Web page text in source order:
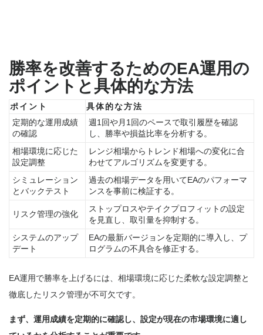
勝率を改善するためのEA運用の
ポイントと具体的な方法
ポイント
具体的な方法
定期的な運用成績
の確認
週1回や月1回のペースで取引履歴を確認
し、勝率や損益比率を分析する。
相場環境に応じた
設定調整
レンジ相場からトレンド相場への変化に合
わせてアルゴリズムを変更する。
シミュレーション
とバックテスト
過去の相場データを用いてEAのパフォーマ
ンスを事前に検証する。
リスク管理の強化
ストップロスやテイクプロフィットの設定
を見直し、取引量を抑制する。
システムのアップ
デート
EAの最新バージョンを定期的に導入し、プ
ログラムの不具合を修正する。
EA運用で勝率を上げるには、相場環境に応じた柔軟な設定調整と
徹底したリスク管理が不可欠です。
まず、運用成績を定期的に確認し、設定が現在の市場環境に適し